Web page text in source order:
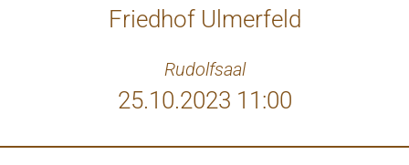
Friedhof Ulmerfeld
Rudolfsaal
25.10.2023 11:00